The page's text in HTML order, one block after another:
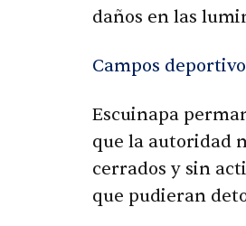
daños en las
Campos
Escuinapa
que la autoridad
cerrados y sin
que pudieran